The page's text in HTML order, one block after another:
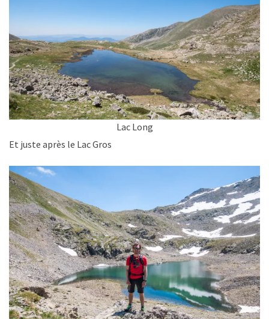
Lac Long
Et juste après le Lac Gros